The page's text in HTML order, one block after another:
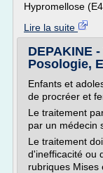
Hypromellose
Lire la suite
DEPAKINE
Posologie,
Enfants et
de procréer et
Le traitement
par un médecin
Le traitement
d'inefficacité ou
rubriques Mises